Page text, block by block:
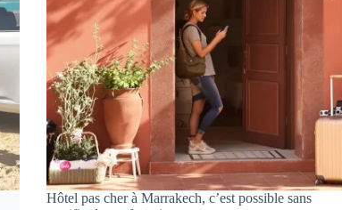
Hôtel pas cher à Marrakech, c’est possible sans